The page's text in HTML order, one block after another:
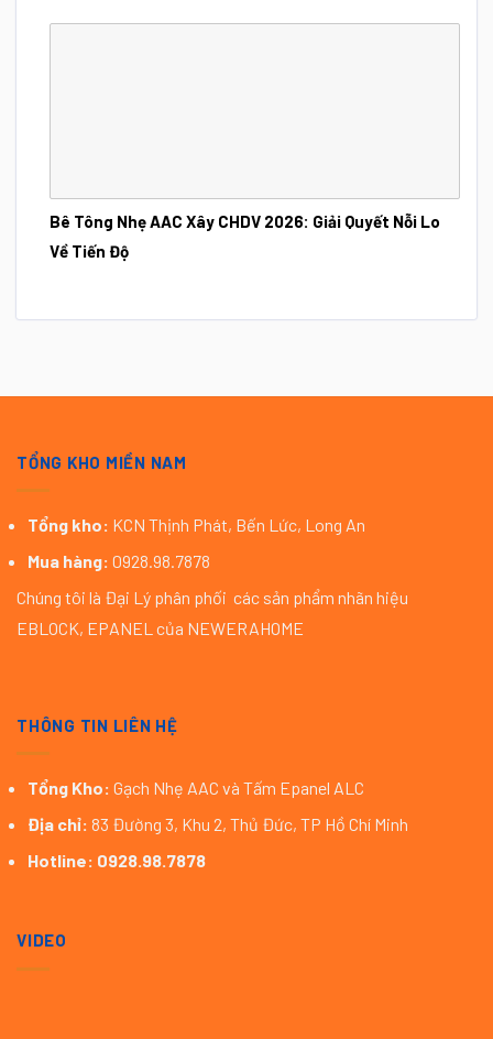
Bê Tông Nhẹ AAC Xây CHDV 2026: Giải Quyết Nỗi Lo
Về Tiến Độ
TỔNG KHO MIỀN NAM
Tổng kho: KCN Thịnh Phát, Bến Lức, Long An
Mua hàng: 0928.98.7878
Chúng tôi là Đại Lý phân phối các sản phẩm nhãn hiệu
EBLOCK, EPANEL của NEWERAHOME
THÔNG TIN LIÊN HỆ
Tổng Kho: Gạch Nhẹ AAC và Tấm Epanel ALC
Địa chỉ: 83 Đường 3, Khu 2, Thủ Đức, TP Hồ Chí Minh
Hotline: 0928.98.7878
VIDEO